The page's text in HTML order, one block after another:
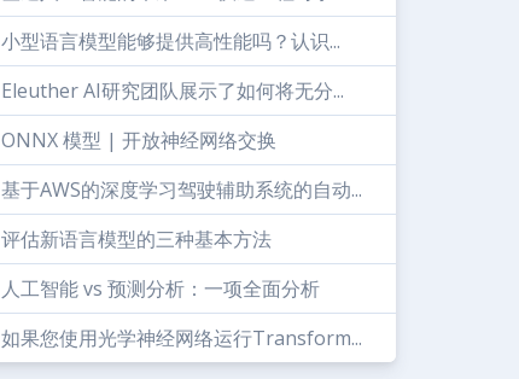
小型语言模型能够提供高性能吗？认识...
Eleuther AI研究团队展示了如何将无分...
ONNX 模型 | 开放神经网络交换
基于AWS的深度学习驾驶辅助系统的自动...
评估新语言模型的三种基本方法
人工智能 vs 预测分析：一项全面分析
如果您使用光学神经网络运行Transform...